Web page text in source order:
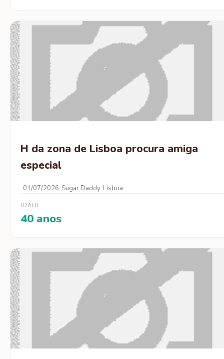
H da zona de Lisboa procura amiga
especial
01/07/2026 Sugar Daddy Lisboa
IDADE
40 anos